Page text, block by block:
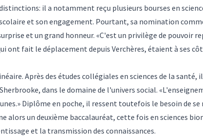
il a notamment reçu plusieurs bourses en
et son engagement. Pourtant, sa nomination
et un grand honneur. «C'est un privilège de pouvoir
ont fait le déplacement depuis Verchères, étaient à ses
Après des études collégiales en sciences de la
dans le domaine de l'univers social.
Diplôme en poche, il ressent toutefois le besoin de
un deuxième baccalauréat, cette fois en sciences
et la transmission des connaissances.